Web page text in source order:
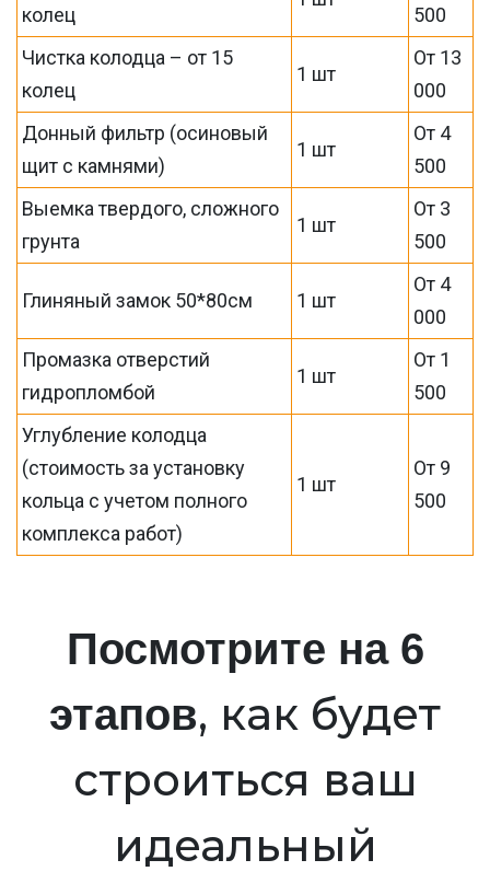
колец
500
Чистка колодца – от 15
колец
1 шт
От 13
000
Донный фильтр (осиновый
щит с камнями)
1 шт
От 4
500
Выемка твердого, сложного
грунта
1 шт
От 3
500
Глиняный замок 50*80см 1 шт
От 4
000
Промазка отверстий
гидропломбой
1 шт
От 1
500
Углубление колодца
(стоимость за установку
кольца с учетом полного
комплекса работ)
1 шт
От 9
500
Посмотрите на 6
этапов, как будет
строиться ваш
идеальный